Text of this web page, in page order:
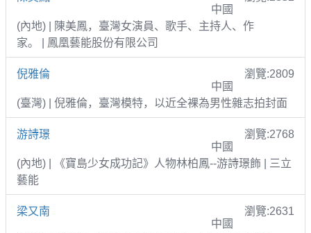
中國
(內地) | 陳美鳳，臺灣女演員、歌手、主持人、作
家。 | 鳳凰藝能股份有限公司
倪雅倫
瀏覽:2809
中國
(臺灣) | 倪雅倫，臺灣模特，以近全裸為男性雜志拍封面
游詩璟
瀏覽:2768
中國
(內地) | 《寶島少女成功記》人物林柏鳳--游詩璟飾 | 三立
藝能
梁又南
瀏覽:2631
中國